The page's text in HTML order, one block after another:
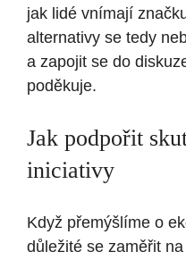
jak lidé vnímají
alternativy se tedy
a zapojit se do
poděkuje.
Jak podpořit
iniciativy
Když přemýšlíme o
důležité se zaměřit na